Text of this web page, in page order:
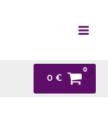
0 €